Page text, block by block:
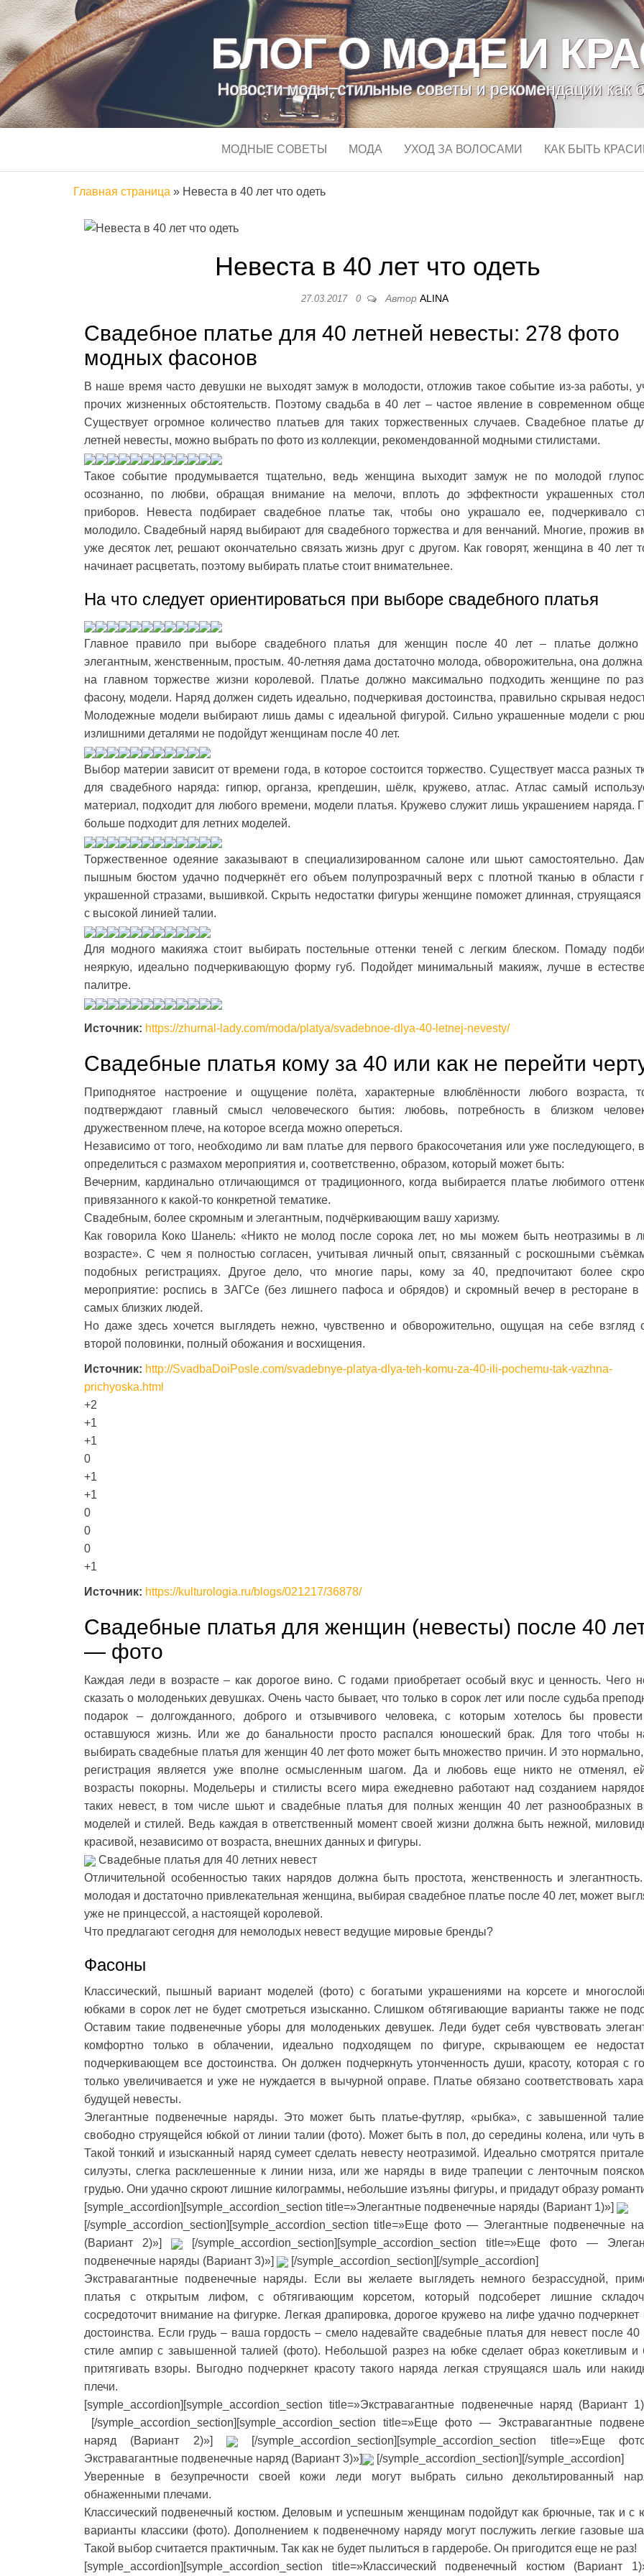
БЛОГ О МОДЕ И
Новости моды, стильные советы и рекомендации как
МОДНЫЕ СОВЕТЫ МОДА УХОД ЗА ВОЛОСАМИ КАК БЫТЬ
Главная страница » Невеста в 40 лет что одеть
Невеста в 40 лет что одеть
27.03.2017 0 АвторALINA
Свадебное платье для 40 летней невесты: 278 фото
модных фасонов
В наше время часто девушки не выходят замуж в молодости, отложив такое событие из-за работы,
прочих жизненных обстоятельств. Поэтому свадьба в 40 лет – частое явление в современном
Существует огромное количество платьев для таких торжественных случаев. Свадебное платье
летней невесты, можно выбрать по фото из коллекции, рекомендованной модными стилистами.
Такое событие продумывается тщательно, ведь женщина выходит замуж не по молодой
осознанно, по любви, обращая внимание на мелочи, вплоть до эффектности украшенных
приборов. Невеста подбирает свадебное платье так, чтобы оно украшало ее, подчеркивало
молодило. Свадебный наряд выбирают для свадебного торжества и для венчаний. Многие, прожив
уже десяток лет, решают окончательно связать жизнь друг с другом. Как говорят, женщина в 40 лет
начинает расцветать, поэтому выбирать платье стоит внимательнее.
На что следует ориентироваться при выборе свадебного платья
Главное правило при выборе свадебного платья для женщин после 40 лет – платье должно
элегантным, женственным, простым. 40-летняя дама достаточно молода, обворожительна, она
на главном торжестве жизни королевой. Платье должно максимально подходить женщине по
фасону, модели. Наряд должен сидеть идеально, подчеркивая достоинства, правильно скрывая
Молодежные модели выбирают лишь дамы с идеальной фигурой. Сильно украшенные модели с
излишними деталями не подойдут женщинам после 40 лет.
Выбор материи зависит от времени года, в которое состоится торжество. Существует масса разных
для свадебного наряда: гипюр, органза, крепдешин, шёлк, кружево, атлас. Атлас самый
материал, подходит для любого времени, модели платья. Кружево служит лишь украшением наряда.
больше подходит для летних моделей.
Торжественное одеяние заказывают в специализированном салоне или шьют самостоятельно.
пышным бюстом удачно подчеркнёт его объем полупрозрачный верх с плотной тканью в области
украшенной стразами, вышивкой. Скрыть недостатки фигуры женщине поможет длинная,
с высокой линией талии.
Для модного макияжа стоит выбирать постельные оттенки теней с легким блеском. Помаду
неяркую, идеально подчеркивающую форму губ. Подойдет минимальный макияж, лучше в
палитре.
Источник: https://zhurnal-lady.com/moda/platya/svadebnoe-dlya-40-letnej-nevesty/
Свадебные платья кому за 40 или как не перейти
Приподнятое настроение и ощущение полёта, характерные влюблённости любого возраста,
подтверждают главный смысл человеческого бытия: любовь, потребность в близком
дружественном плече, на которое всегда можно опереться.
Независимо от того, необходимо ли вам платье для первого бракосочетания или уже последующего,
определиться с размахом мероприятия и, соответственно, образом, который может быть:
Вечерним, кардинально отличающимся от традиционного, когда выбирается платье любимого
привязанного к какой-то конкретной тематике.
Свадебным, более скромным и элегантным, подчёркивающим вашу харизму.
Как говорила Коко Шанель: «Никто не молод после сорока лет, но мы можем быть неотразимы в
возрасте». С чем я полностью согласен, учитывая личный опыт, связанный с роскошными
подобных регистрациях. Другое дело, что многие пары, кому за 40, предпочитают более
мероприятие: роспись в ЗАГСе (без лишнего пафоса и обрядов) и скромный вечер в ресторане в
самых близких людей.
Но даже здесь хочется выглядеть нежно, чувственно и обворожительно, ощущая на себе взгляд
второй половинки, полный обожания и восхищения.
Источник: http://SvadbaDoiPosle.com/svadebnye-platya-dlya-teh-komu-za-40-ili-pochemu-tak-vazhna-
prichyoska.html
+2
+1
+1
0
+1
+1
0
0
0
+1
Источник: https://kulturologia.ru/blogs/021217/36878/
Свадебные платья для женщин (невесты) после 40
— фото
Каждая леди в возрасте – как дорогое вино. С годами приобретает особый вкус и ценность. Чего
сказать о молоденьких девушках. Очень часто бывает, что только в сорок лет или после судьба
подарок – долгожданного, доброго и отзывчивого человека, с которым хотелось бы
оставшуюся жизнь. Или же до банальности просто распался юношеский брак. Для того чтобы
выбирать свадебные платья для женщин 40 лет фото может быть множество причин. И это
регистрация является уже вполне осмысленным шагом. Да и любовь еще никто не отменял,
возрасты покорны. Модельеры и стилисты всего мира ежедневно работают над созданием
таких невест, в том числе шьют и свадебные платья для полных женщин 40 лет разнообразных
моделей и стилей. Ведь каждая в ответственный момент своей жизни должна быть нежной,
красивой, независимо от возраста, внешних данных и фигуры.
Свадебные платья для 40 летних невест
Отличительной особенностью таких нарядов должна быть простота, женственность и
молодая и достаточно привлекательная женщина, выбирая свадебное платье после 40 лет, может
уже не принцессой, а настоящей королевой.
Что предлагают сегодня для немолодых невест ведущие мировые бренды?
Фасоны
Классический, пышный вариант моделей (фото) с богатыми украшениями на корсете и
юбками в сорок лет не будет смотреться изысканно. Слишком обтягивающие варианты также не
Оставим такие подвенечные уборы для молоденьких девушек. Леди будет себя чувствовать
комфортно только в облачении, идеально подходящем по фигуре, скрывающем ее
подчеркивающем все достоинства. Он должен подчеркнуть утонченность души, красоту, которая с
только увеличивается и уже не нуждается в вычурной оправе. Платье обязано соответствовать
будущей невесты.
Элегантные подвенечные наряды. Это может быть платье-футляр, «рыбка», с завышенной
свободно струящейся юбкой от линии талии (фото). Может быть в пол, до середины колена, или чуть
Такой тонкий и изысканный наряд сумеет сделать невесту неотразимой. Идеально смотрятся
силуэты, слегка расклешенные к линии низа, или же наряды в виде трапеции с ленточным
грудью. Они удачно скроют лишние килограммы, небольшие изъяны фигуры, и придадут образу
[symple_accordion][symple_accordion_section title=»Элегантные подвенечные наряды (Вариант 1)»]
[/symple_accordion_section][symple_accordion_section title=»Еще фото — Элегантные подвенечные
(Вариант 2)»]
[/symple_accordion_section][symple_accordion_section title=»Еще фото —
подвенечные наряды (Вариант 3)»]
[/symple_accordion_section][/symple_accordion]
Экстравагантные подвенечные наряды. Если вы желаете выглядеть немного безрассудной,
платья с открытым лифом, с обтягивающим корсетом, который подсоберет лишние
сосредоточит внимание на фигурке. Легкая драпировка, дорогое кружево на лифе удачно
достоинства. Если грудь – ваша гордость – смело надевайте свадебные платья для невест после 40
стиле ампир с завышенной талией (фото). Небольшой разрез на юбке сделает образ кокетливым и
притягивать взоры. Выгодно подчеркнет красоту такого наряда легкая струящаяся шаль или
плечи.
[symple_accordion][symple_accordion_section title=»Экстравагантные подвенечные наряд (Вариант
[/symple_accordion_section][symple_accordion_section title=»Еще фото — Экстравагантные
наряд (Вариант 2)»]
[/symple_accordion_section][symple_accordion_section title=»Еще
Экстравагантные подвенечные наряд (Вариант 3)»]
[/symple_accordion_section][/symple_accordion]
Уверенные в безупречности своей кожи леди могут выбрать сильно декольтированный
обнаженными плечами.
Классический подвенечный костюм. Деловым и успешным женщинам подойдут как брючные, так и с
варианты классики (фото). Дополнением к подвенечному наряду могут послужить легкие газовые
Такой выбор считается практичным. Так как не будет пылиться в гардеробе. Он пригодится еще не раз!
[symple_accordion][symple_accordion_section title=»Классический подвенечный костюм (Вариант